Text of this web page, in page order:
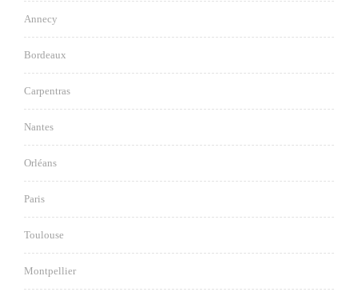
Annecy
Bordeaux
Carpentras
Nantes
Orléans
Paris
Toulouse
Montpellier